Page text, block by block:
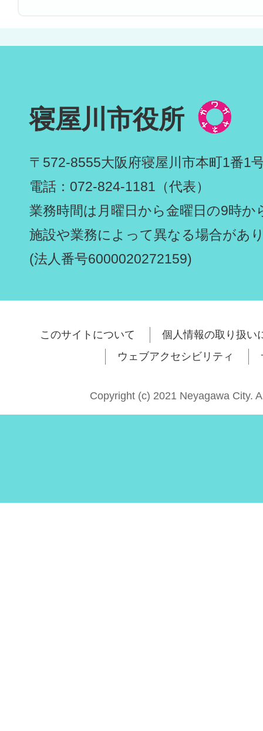
寝屋川市役所
〒572-8555大阪府寝屋川市本町1番1
電話：072-824-1181（代表）
業務時間は月曜日から金曜日の9時か
施設や業務によって異なる場合があ
(法人番号6000020272159)
このサイトについて
個人情報の取り扱い
ウェブアクセシビリティ
Copyright (c) 2021 Neyagawa City.